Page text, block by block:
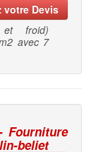
votre Devis
et froid)
avec 7
Fourniture
beliet